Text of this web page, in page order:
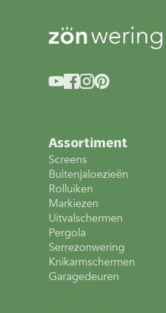
Assortiment
Screens
Buitenjaloezieën
Rolluiken
Markiezen
Uitvalschermen
Pergola
Serrezonwering
Knikarmschermen
Garagedeuren